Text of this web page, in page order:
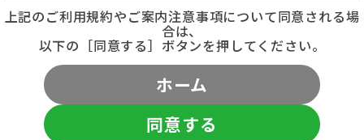
上記のご利用規約やご案内注意事項について同意される場
合は、
以下の［同意する］ボタンを押してください。
ホーム
同意する